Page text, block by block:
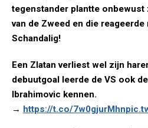
tegenstander plantte
van de Zweed en die reageerde
Schandalig!
Een Zlatan verliest wel zijn
debuutgoal leerde de VS ook
Ibrahimovic kennen.
→ https://t.co/7w0gjurMhn